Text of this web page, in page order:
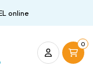
online
0